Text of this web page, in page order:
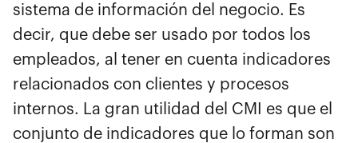
sistema de información del negocio. Es
decir, que debe ser usado por todos los
empleados, al tener en cuenta indicadores
relacionados con clientes y procesos
internos. La gran utilidad del CMI es que el
conjunto de indicadores que lo forman son